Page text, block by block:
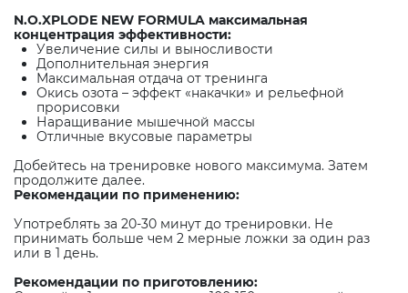
N.O.XPLODE NEW FORMULA максимальная
концентрация эффективности:
Увеличение силы и выносливости
Дополнительная энергия
Максимальная отдача от тренинга
Окись озота – эффект «накачки» и рельефной
прорисовки
Наращивание мышечной массы
Отличные вкусовые параметры
Добейтесь на тренировке нового максимума. Затем
продолжите далее.
Рекомендации по применению:
Употреблять за 20-30 минут до тренировки. Не
принимать больше чем 2 мерные ложки за один раз
или в 1 день.
Рекомендации по приготовлению: